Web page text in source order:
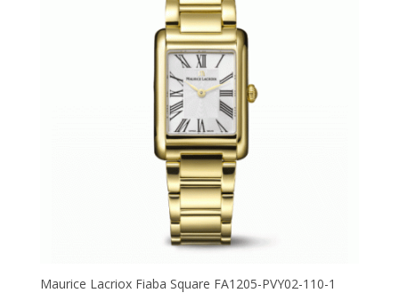
Maurice Lacriox Fiaba Square FA1205-PVY02-110-1